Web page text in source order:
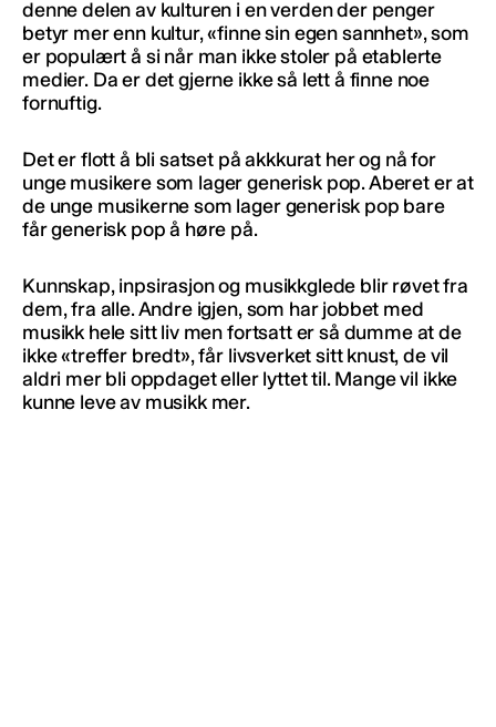
denne delen av kulturen i en verden der penger
betyr mer enn kultur, «finne sin egen sannhet», som
er populært å si når man ikke stoler på etablerte
medier. Da er det gjerne ikke så lett å finne noe
fornuftig.
Det er flott å bli satset på akkkurat her og nå for
unge musikere som lager generisk pop. Aberet er at
de unge musikerne som lager generisk pop bare
får generisk pop å høre på.
Kunnskap, inpsirasjon og musikkglede blir røvet fra
dem, fra alle. Andre igjen, som har jobbet med
musikk hele sitt liv men fortsatt er så dumme at de
ikke «treffer bredt», får livsverket sitt knust, de vil
aldri mer bli oppdaget eller lyttet til. Mange vil ikke
kunne leve av musikk mer.